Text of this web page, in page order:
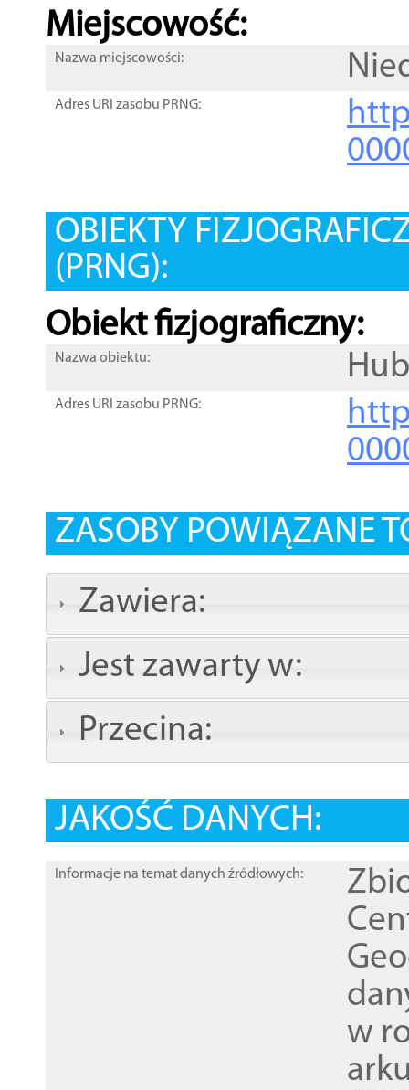
Miejscowość:
Nazwa miejscowości:
Adres URI zasobu PRNG:
OBIEKTY
(PRNG):
Obiekt fizjograficzny:
Nazwa obiektu:
Adres URI zasobu PRNG:
ZASOBY POWIĄZANE
Zawiera:
Jest zawarty w:
Przecina:
JAKOŚĆ DANYCH:
Informacje na temat danych źródłowych:
w